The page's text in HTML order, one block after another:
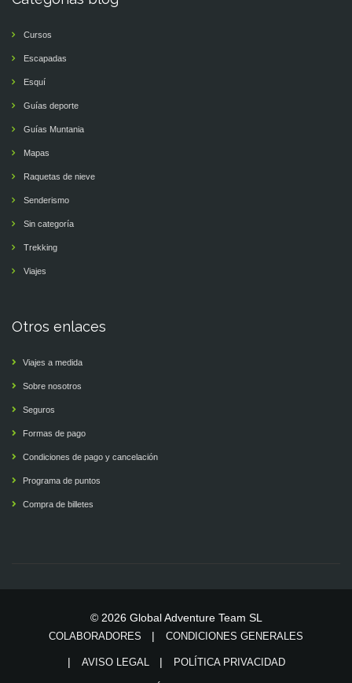
Cursos
Escapadas
Esquí
Guías deporte
Guías Muntania
Mapas
Raquetas de nieve
Senderismo
Sin categoría
Trekking
Viajes
Otros enlaces
Viajes a medida
Sobre nosotros
Seguros
Formas de pago
Condiciones de pago y cancelación
Programa de puntos
Compra de billetes
© 2026 Global Adventure Team SL
COLABORADORES CONDICIONES GENERALES
AVISO LEGAL POLÍTICA PRIVACIDAD